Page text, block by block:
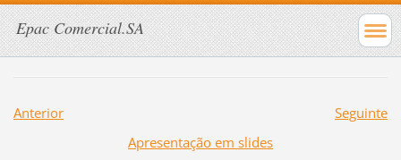
Epac Comercial.SA
Anterior
Seguinte
Apresentação em slides